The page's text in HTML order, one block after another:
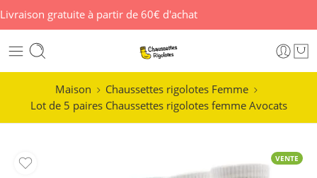
Livraison gratuite à partir de 60€ d'achat
Maison
Chaussettes rigolotes Femme
Lot de 5 paires Chaussettes rigolotes femme Avocats
VENTE